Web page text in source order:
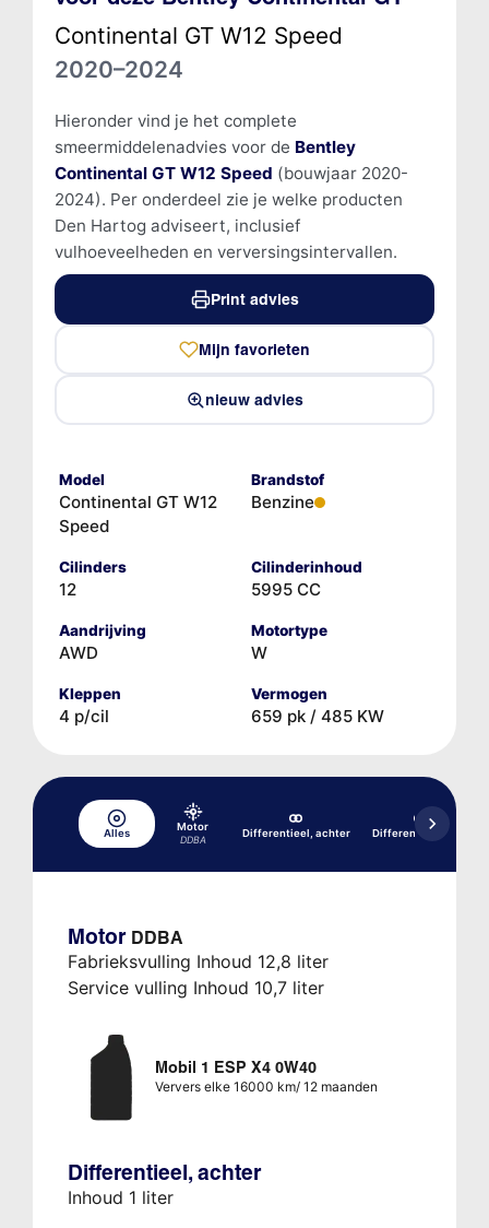
Continental GT W12 Speed
2020–2024
Hieronder vind je het complete
smeermiddelenadvies voor de Bentley
Continental GT W12 Speed (bouwjaar 2020-
2024). Per onderdeel zie je welke producten
Den Hartog adviseert, inclusief
vulhoeveelheden en verversingsintervallen.
Print advies
Mijn favorieten
nieuw advies
Model
Continental GT W12
Speed
Brandstof
Benzine
Cilinders
12
Cilinderinhoud
5995 CC
Aandrijving
AWD
Motortype
W
Kleppen
4 p/cil
Vermogen
659 pk / 485 KW
Alles
Motor
DDBA
Differentieel, achter Differentieel, voor
Motor DDBA
Fabrieksvulling Inhoud 12,8 liter
Service vulling Inhoud 10,7 liter
Mobil 1 ESP X4 0W40
Ververs elke 16000 km/ 12 maanden
Differentieel, achter
Inhoud 1 liter